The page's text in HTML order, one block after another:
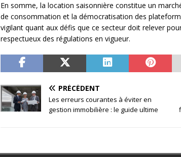
En somme, la location saisonnière constitue un
de consommation et la démocratisation des
vigilant quant aux défis que ce secteur doit relever
respectueux des régulations en vigueur.
PRÉCÉDENT
Les erreurs courantes à éviter en
gestion immobilière : le guide ultime